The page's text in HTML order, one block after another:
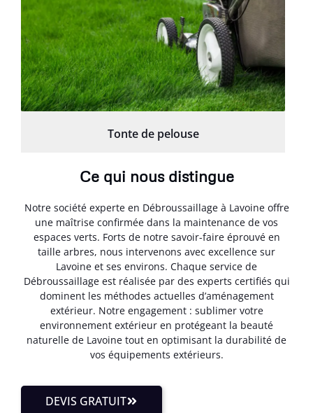
Tonte de pelouse
Ce qui nous distingue
Notre société experte en Débroussaillage à Lavoine offre
une maîtrise confirmée dans la maintenance de vos
espaces verts. Forts de notre savoir-faire éprouvé en
taille arbres, nous intervenons avec excellence sur
Lavoine et ses environs. Chaque service de
Débroussaillage est réalisée par des experts certifiés qui
dominent les méthodes actuelles d’aménagement
extérieur. Notre engagement : sublimer votre
environnement extérieur en protégeant la beauté
naturelle de Lavoine tout en optimisant la durabilité de
vos équipements extérieurs.
DEVIS GRATUIT